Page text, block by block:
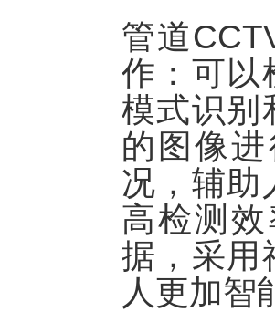
管道
作：可以
模式识别
的图像
况，辅助
高检测
据，采用
人更加智